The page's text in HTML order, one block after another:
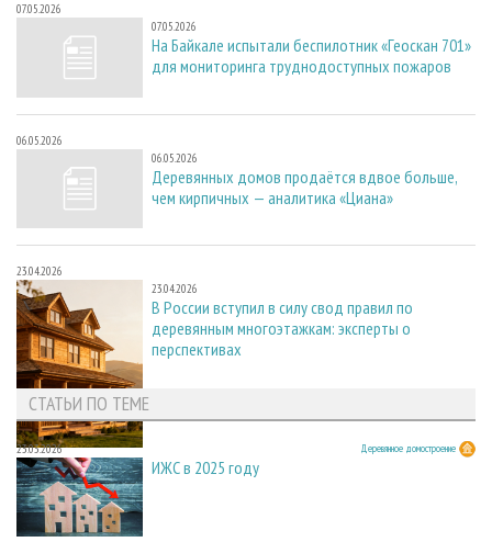
07.05.2026
07.05.2026
На Байкале испытали беспилотник «Геоскан 701»
для мониторинга труднодоступных пожаров
06.05.2026
06.05.2026
Деревянных домов продаётся вдвое больше,
чем кирпичных — аналитика «Циана»
23.04.2026
23.04.2026
В России вступил в силу свод правил по
деревянным многоэтажкам: эксперты о
перспективах
СТАТЬИ ПО ТЕМЕ
23.03.2026 Деревянное домостроение
ИЖС в 2025 году